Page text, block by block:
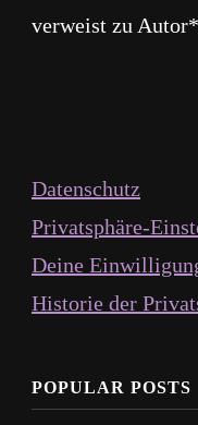
verweist zu
Datenschutz
Privatsphäre-
Deine
Historie der
POPULAR POSTS